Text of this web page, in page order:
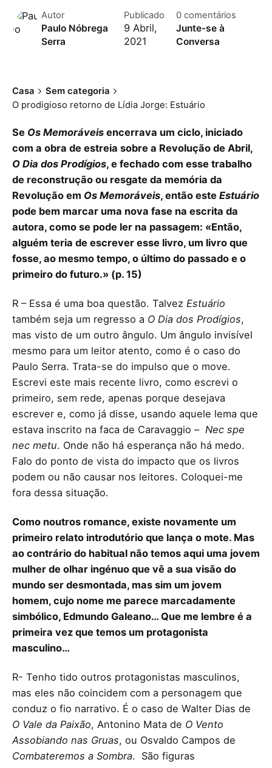
Autor
Paulo Nóbrega
Serra
Publicado
9 Abril,
2021
0 comentários
Junte-se à
Conversa
Casa
Sem categoria
O prodigioso retorno de Lídia Jorge: Estuário
Se Os Memoráveis encerrava um ciclo, iniciado
com a obra de estreia sobre a Revolução de Abril,
O Dia dos Prodígios, e fechado com esse trabalho
de reconstrução ou resgate da memória da
Revolução em Os Memoráveis, então este Estuário
pode bem marcar uma nova fase na escrita da
autora, como se pode ler na passagem: «Então,
alguém teria de escrever esse livro, um livro que
fosse, ao mesmo tempo, o último do passado e o
primeiro do futuro.» (p. 15)
R – Essa é uma boa questão. Talvez Estuário
também seja um regresso a O Dia dos Prodígios,
mas visto de um outro ângulo. Um ângulo invisível
mesmo para um leitor atento, como é o caso do
Paulo Serra. Trata-se do impulso que o move.
Escrevi este mais recente livro, como escrevi o
primeiro, sem rede, apenas porque desejava
escrever e, como já disse, usando aquele lema que
estava inscrito na faca de Caravaggio – Nec spe
nec metu. Onde não há esperança não há medo.
Falo do ponto de vista do impacto que os livros
podem ou não causar nos leitores. Coloquei-me
fora dessa situação.
Como noutros romance, existe novamente um
primeiro relato introdutório que lança o mote. Mas
ao contrário do habitual não temos aqui uma jovem
mulher de olhar ingénuo que vê a sua visão do
mundo ser desmontada, mas sim um jovem
homem, cujo nome me parece marcadamente
simbólico, Edmundo Galeano… Que me lembre é a
primeira vez que temos um protagonista
masculino…
R- Tenho tido outros protagonistas masculinos,
mas eles não coincidem com a personagem que
conduz o fio narrativo. É o caso de Walter Dias de
O Vale da Paixão, Antonino Mata de O Vento
Assobiando nas Gruas, ou Osvaldo Campos de
Combateremos a Sombra. São figuras